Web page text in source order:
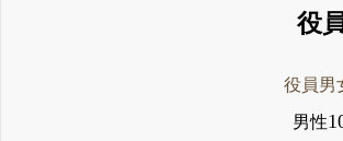
役
役員男
男性